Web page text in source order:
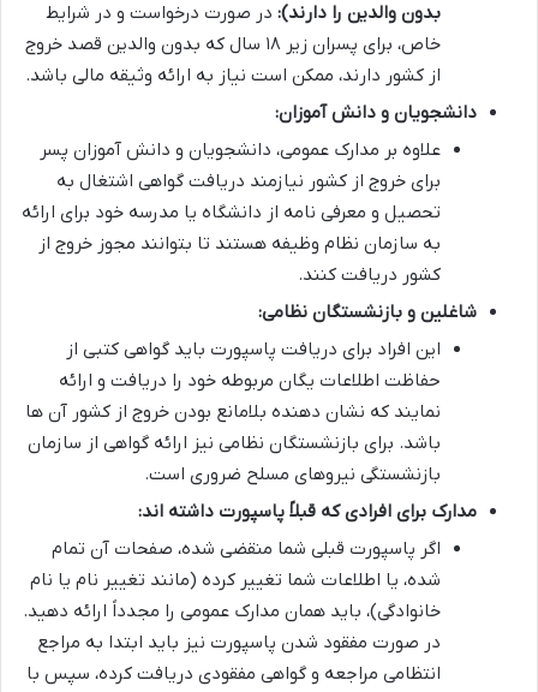
بدون والدین را دارند): در صورت درخواست و در شرایط
خاص، برای پسران زیر ۱۸ سال که بدون والدین قصد خروج
از کشور دارند، ممکن است نیاز به ارائه وثیقه مالی باشد.
دانشجویان و دانش آموزان:
علاوه بر مدارک عمومی، دانشجویان و دانش آموزان پسر
برای خروج از کشور نیازمند دریافت گواهی اشتغال به
تحصیل و معرفی نامه از دانشگاه یا مدرسه خود برای ارائه
به سازمان نظام وظیفه هستند تا بتوانند مجوز خروج از
کشور دریافت کنند.
شاغلین و بازنشستگان نظامی:
این افراد برای دریافت پاسپورت باید گواهی کتبی از
حفاظت اطلاعات یگان مربوطه خود را دریافت و ارائه
نمایند که نشان دهنده بلامانع بودن خروج از کشور آن ها
باشد. برای بازنشستگان نظامی نیز ارائه گواهی از سازمان
بازنشستگی نیروهای مسلح ضروری است.
مدارک برای افرادی که قبلاً پاسپورت داشته اند:
اگر پاسپورت قبلی شما منقضی شده، صفحات آن تمام
شده، یا اطلاعات شما تغییر کرده (مانند تغییر نام یا نام
خانوادگی)، باید همان مدارک عمومی را مجدداً ارائه دهید.
در صورت مفقود شدن پاسپورت نیز باید ابتدا به مراجع
انتظامی مراجعه و گواهی مفقودی دریافت کرده، سپس با